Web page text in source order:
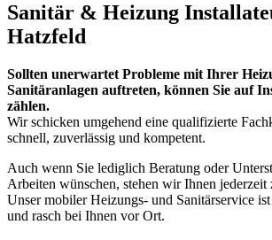
Sanitär & Heizung
Hatzfeld
Sollten unerwartet Probleme mit Ihrer
Sanitäranlagen auftreten, können Sie auf
zählen.
Wir schicken umgehend eine qualifizierte
schnell, zuverlässig und kompetent.
Auch wenn Sie lediglich Beratung oder
Arbeiten wünschen, stehen wir Ihnen jederzeit
Unser mobiler Heizungs- und Sanitärservice
und rasch bei Ihnen vor Ort.